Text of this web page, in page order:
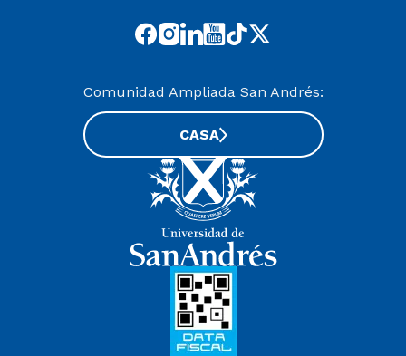
Comunidad Ampliada San Andrés:
CASA